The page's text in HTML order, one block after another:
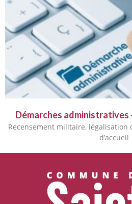
Démarches
Recensement militaire,
d’accueil